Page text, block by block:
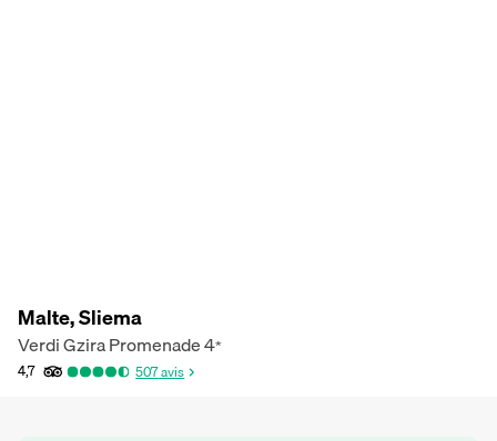
Malte, Sliema
Verdi Gzira Promenade4*
4,7 507avis